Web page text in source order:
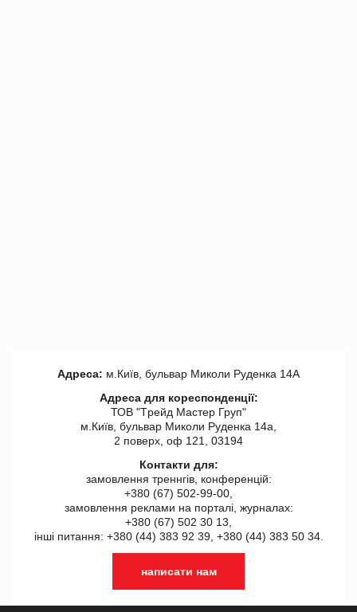
Адреса: м.Київ, бульвар Миколи Руденка 14А
Адреса для кореспонденції:
ТОВ "Tрейд Мастер Груп"
м.Київ, бульвар Миколи Руденка 14а,
2 поверх, оф 121, 03194
Контакти для:
замовлення треннгів, конференцій:
+380 (67) 502-99-00,
замовлення реклами на порталі, журналах:
+380 (67) 502 30 13,
інші питання: +380 (44) 383 92 39, +380 (44) 383 50 34.
написати нам